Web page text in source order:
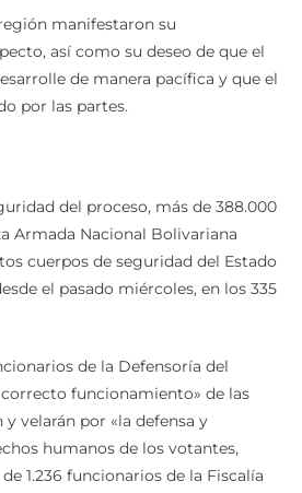
manifestaron su
así como su deseo de que el
de manera pacífica y que el
por las partes.
del proceso, más de 388.000
Armada Nacional Bolivariana
cuerpos de seguridad del Estado
el pasado miércoles, en los 335
de la Defensoría del
funcionamiento» de las
velarán por «la defensa y
humanos de los votantes,
1.236 funcionarios de la Fiscalía